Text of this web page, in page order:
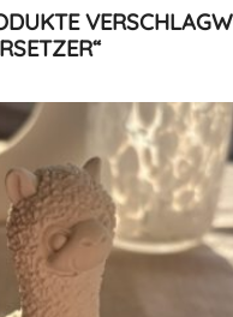
Auf meine
Wunschliste!